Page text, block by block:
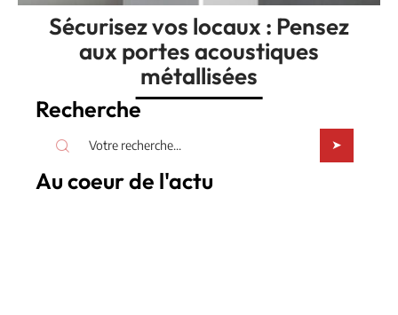
Sécurisez vos locaux : Pensez
aux portes acoustiques
métallisées
Recherche
Au coeur de l'actu